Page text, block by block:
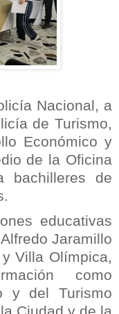
Nacional, a
de Turismo,
Económico y
de la Oficina
bachilleres de
educativas
Jaramillo
Villa Olímpica,
como
y del Turismo